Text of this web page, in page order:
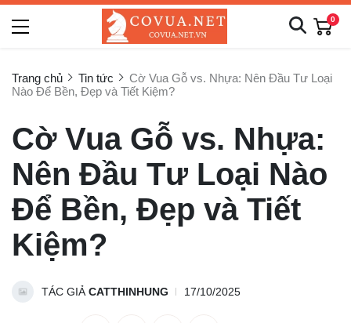
0
Trang chủ Tin tức
Cờ Vua Gỗ vs. Nhựa: Nên Đầu Tư Loại
Nào Để Bền, Đẹp và Tiết Kiệm?
Cờ Vua Gỗ vs. Nhựa:
Nên Đầu Tư Loại Nào
Để Bền, Đẹp và Tiết
Kiệm?
TÁC GIẢCATTHINHUNG 17/10/2025